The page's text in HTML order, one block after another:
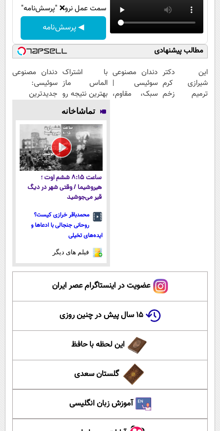
سمت عمل نرو❌ "پرسش‌نامه"
◀ پرسش‌نامه
مطالب پیشنهادی
این دکتر
شیرازی کرم
ترمیم زخم
دندان مصنوعی
سوئیسی |
سبک، مقاوم،
با اشتراک
الماس ماز
بهترین نتیجه رو
در کنکور بگیر
دندان مصنوعی
سوئیسی:
جدیدترین
پرداخت قسطی
تماشاخانه
ساعت ۸:۱۵ ششم اوت ؛
هیروشیما / وقتی شهر در دیگ
قیر می‌جوشید
محمدباقر خرازی کیست؟
روحانی جنجالی با ادعاها و
ایده‌های تخیلی
فیلم های دیگر
عضویت در اینستاگرام عصر ایران
۱۵ سال پیش در چنین روزی
این لحظه با حافظ
گلستان سعدی
آموزش زبان انگلیسی